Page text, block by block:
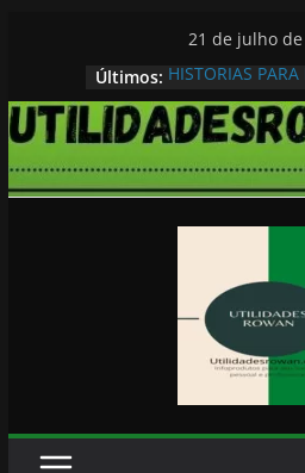
conteúdo
21 de julho
Últimos: HISTORIAS